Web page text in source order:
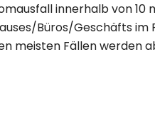
innerhalb von 10
Büros/Geschäfts
meisten Fällen werden